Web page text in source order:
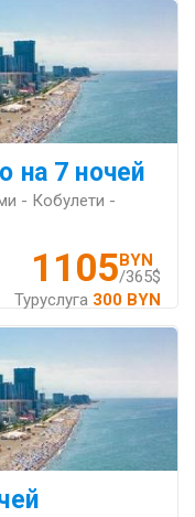
на 7 ночей
- Кобулети -
1105BYN
/365$
Туруслуга 300 BYN